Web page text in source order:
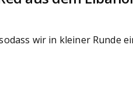
wir in kleiner Runde